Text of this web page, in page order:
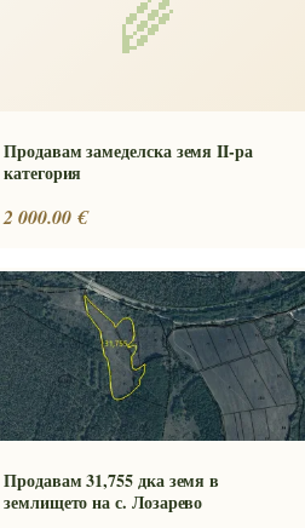
🌾
Продавам замеделска земя II-ра
категория
2 000.00 €
Продавам 31,755 дка земя в
землището на с. Лозарево